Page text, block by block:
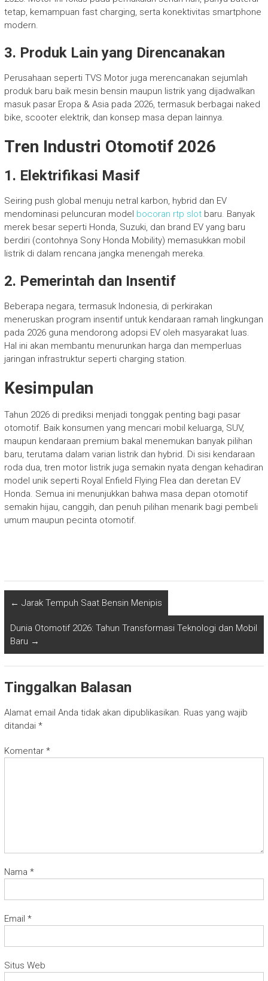
tetap, kemampuan fast charging, serta konektivitas smartphone
modern.
3. Produk Lain yang Direncanakan
Perusahaan seperti TVS Motor juga merencanakan sejumlah
produk baru baik mesin bensin maupun listrik yang dijadwalkan
masuk pasar Eropa & Asia pada 2026, termasuk berbagai naked
bike, scooter elektrik, dan konsep masa depan lainnya.
Tren Industri Otomotif 2026
1. Elektrifikasi Masif
Seiring push global menuju netral karbon, hybrid dan EV
mendominasi peluncuran model bocoran rtp slotbaru. Banyak
merek besar seperti Honda, Suzuki, dan brand EV yang baru
berdiri (contohnya Sony Honda Mobility) memasukkan mobil
listrik di dalam rencana jangka menengah mereka.
2. Pemerintah dan Insentif
Beberapa negara, termasuk Indonesia, di perkirakan
meneruskan program insentif untuk kendaraan ramah lingkungan
pada 2026 guna mendorong adopsi EV oleh masyarakat luas.
Hal ini akan membantu menurunkan harga dan memperluas
jaringan infrastruktur seperti charging station.
Kesimpulan
Tahun 2026 di prediksi menjadi tonggak penting bagi pasar
otomotif. Baik konsumen yang mencari mobil keluarga, SUV,
maupun kendaraan premium bakal menemukan banyak pilihan
baru, terutama dalam varian listrik dan hybrid. Di sisi kendaraan
roda dua, tren motor listrik juga semakin nyata dengan kehadiran
model unik seperti Royal Enfield Flying Flea dan deretan EV
Honda. Semua ini menunjukkan bahwa masa depan otomotif
semakin hijau, canggih, dan penuh pilihan menarik bagi pembeli
umum maupun pecinta otomotif.
← Jarak Tempuh Saat Bensin Menipis
Dunia Otomotif 2026: Tahun Transformasi Teknologi dan Mobil
Baru →
Tinggalkan Balasan
Alamat email Anda tidak akan dipublikasikan. Ruas yang wajib
ditandai *
Komentar *
Nama *
Email *
Situs Web